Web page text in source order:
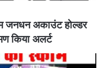
जनधन अकाउंट होल्डर
किया अलर्ट